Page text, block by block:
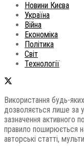
Новини Києва
Україна
Війна
Економіка
Політика
Світ
Технології
Використання будь-
дозволяється лише за
зазначення активного
правило поширюється
авторські статті,